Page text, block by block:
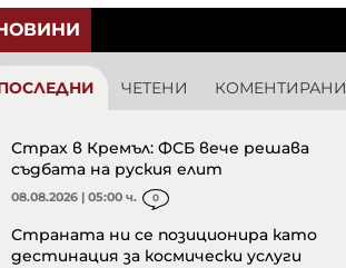
ЧЕТЕНИ КОМЕНТИРАНИ
Страх в Кремъл: ФСБ вече решава
съдбата на руския елит
08.08.2026 | 05:00 ч. 0
Страната ни се позиционира като
дестинация за космически услуги